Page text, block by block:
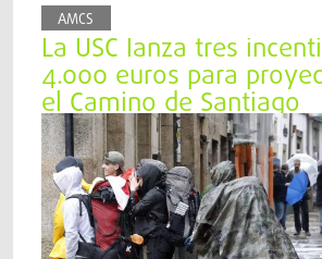
AMCS
La USC lanza tres
4.000 euros para
el Camino de Santiago